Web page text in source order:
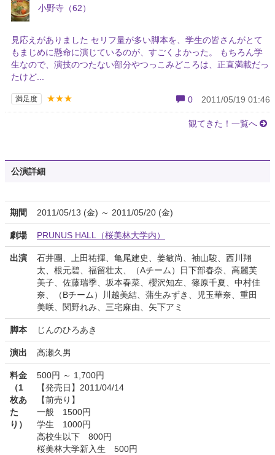
小野寺（62）
見応えがありました セリフ量が多い脚本を、学生の皆さんがとて
もまじめに懸命に演じているのが、すごくよかった。 もちろん学
生なので、演技のつたない部分やつっこみどころは、正直満載だっ
たけど...
満足度 ★★★ 0 2011/05/19 01:46
観てきた！一覧へ
公演詳細
期間 2011/05/13 (金) ～ 2011/05/20 (金)
劇場 PRUNUS HALL（桜美林大学内）
出演
石井團、上田祐揮、亀尾建史、姜敏尚、袖山駿、西川翔
太、根元碧、福留壮太、（Aチーム）日下部春奈、高麗芙
美子、佐藤瑞季、坂本春菜、櫻沢知左、篠原千夏、中村佳
奈、（Bチーム）川越美結、蒲生みずき、児玉華奈、重田
美咲、関野れみ、三宅麻由、矢下アミ
脚本 じんのひろあき
演出 高瀬久男
料金
（1
枚あ
た
り）
500円 ～ 1,700円
【発売日】2011/04/14
【前売り】
一般 1500円
学生 1000円
高校生以下 800円
桜美林大学新入生 500円